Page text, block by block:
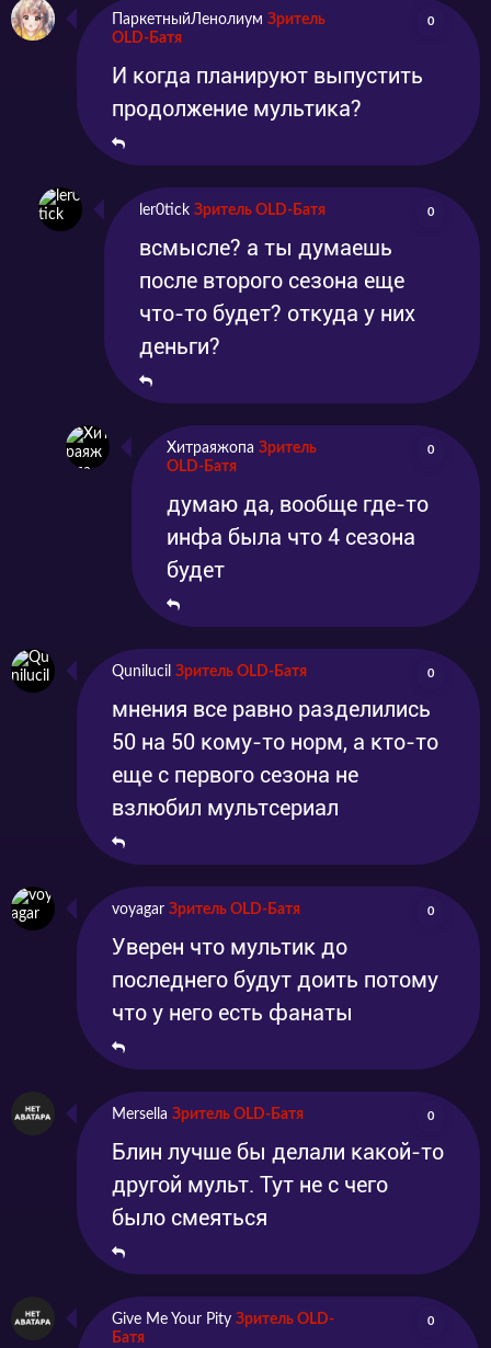
ПаркетныйЛенолиум Зритель
OLD-Батя
0
И когда планируют выпустить
продолжение мультика?
ler0tick Зритель OLD-Батя 0
всмысле? а ты думаешь
после второго сезона еще
что-то будет? откуда у них
деньги?
Хитраяжопа Зритель
OLD-Батя
0
думаю да, вообще где-то
инфа была что 4 сезона
будет
Qunilucil Зритель OLD-Батя 0
мнения все равно разделились
50 на 50 кому-то норм, а кто-то
еще с первого сезона не
взлюбил мультсериал
voyagar Зритель OLD-Батя 0
Уверен что мультик до
последнего будут доить потому
что у него есть фанаты
Mersella Зритель OLD-Батя 0
Блин лучше бы делали какой-то
другой мульт. Тут не с чего
было смеяться
Give Me Your Pity Зритель OLD-
Батя
0